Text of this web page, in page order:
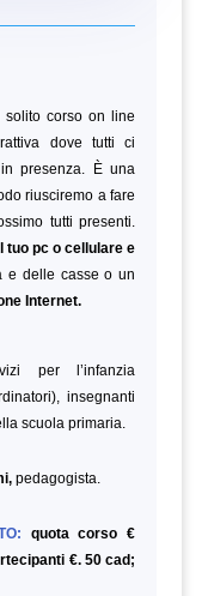
solito corso on line
dove tutti ci
presenza. È una
riusciremo a fare
tutti presenti.
tuo pc o cellulare e
e delle casse o un
Internet.
per l’infanzia
insegnanti
scuola primaria.
pedagogista.
quota corso €
€. 50 cad;